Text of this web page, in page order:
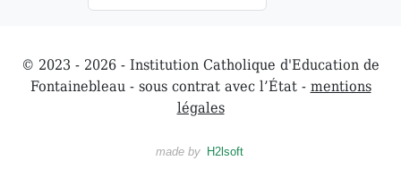
© 2023 - 2026 - Institution Catholique d'Education de
Fontainebleau - sous contrat avec l’État - mentions
légales
made by H2lsoft